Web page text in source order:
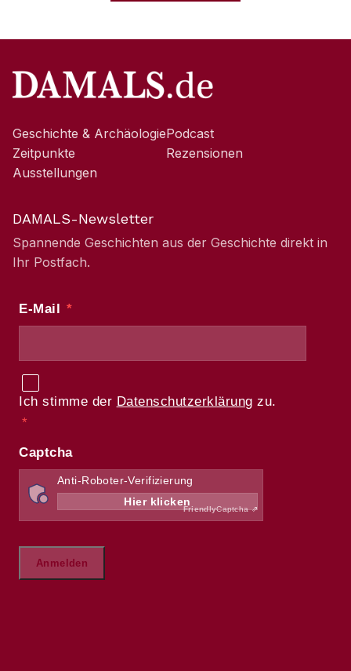
Geschichte & Archäologie
Zeitpunkte
Ausstellungen
Podcast
Rezensionen
DAMALS-Newsletter
Spannende Geschichten aus der Geschichte direkt in
Ihr Postfach.